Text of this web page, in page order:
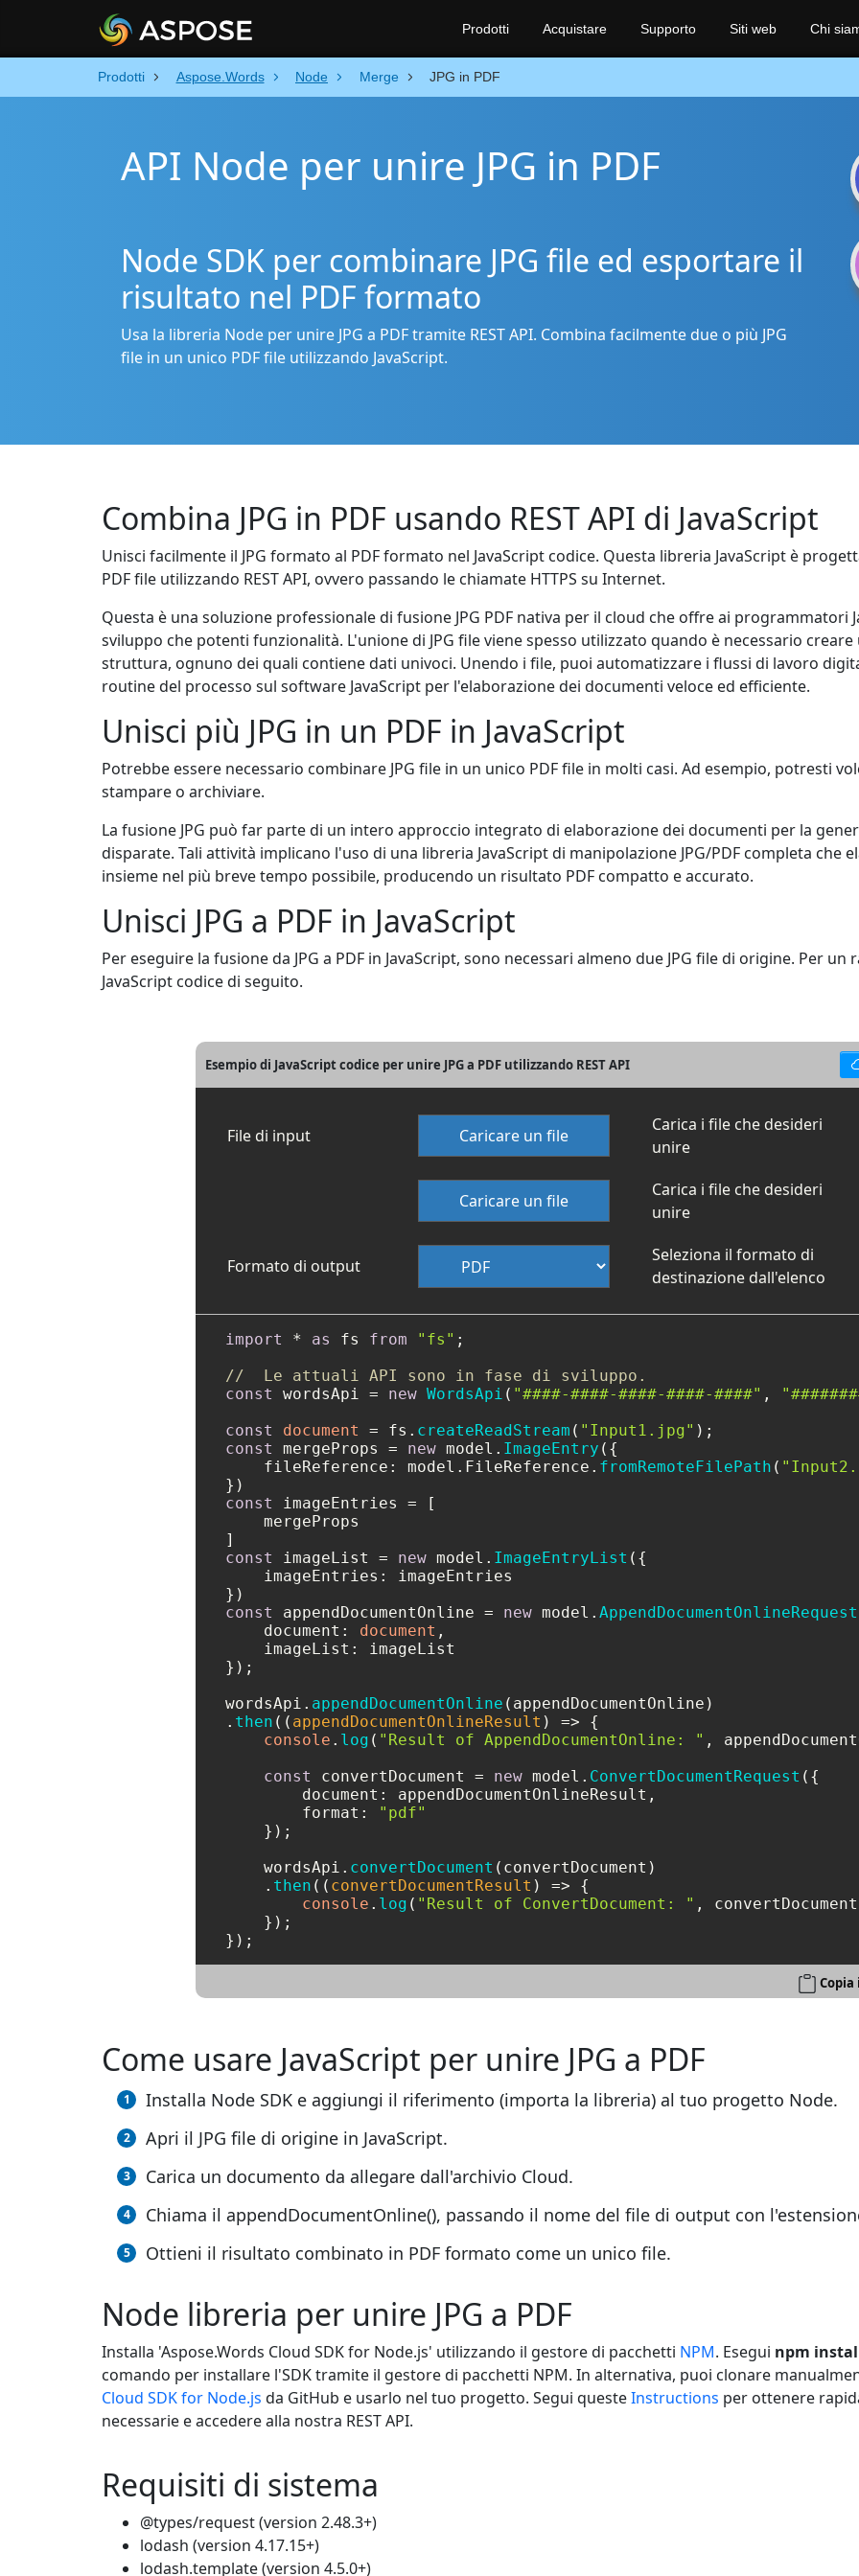
Prodotti Aspose.Words Node Merge JPG in PDF
API Node per unire JPG in PDF
Node SDK per combinare JPG file ed esportare il
risultato nel PDF formato
Usa la libreria Node per unire JPG a PDF tramite REST API. Combina facilmente due o più JPG
file in un unico PDF file utilizzando JavaScript.
Combina JPG in PDF usando REST API di JavaScript
Unisci facilmente il JPG formato al PDF formato nel JavaScript codice. Questa libreria JavaScript è
PDF file utilizzando REST API, ovvero passando le chiamate HTTPS su Internet.
Questa è una soluzione professionale di fusione JPG PDF nativa per il cloud che offre ai programmatori
sviluppo che potenti funzionalità. L'unione di JPG file viene spesso utilizzato quando è necessario
struttura, ognuno dei quali contiene dati univoci. Unendo i file, puoi automatizzare i flussi di lavoro
routine del processo sul software JavaScript per l'elaborazione dei documenti veloce ed efficiente.
Unisci più JPG in un PDF in JavaScript
Potrebbe essere necessario combinare JPG file in un unico PDF file in molti casi. Ad esempio, potresti
stampare o archiviare.
La fusione JPG può far parte di un intero approccio integrato di elaborazione dei documenti per la
disparate. Tali attività implicano l'uso di una libreria JavaScript di manipolazione JPG/PDF completa che
insieme nel più breve tempo possibile, producendo un risultato PDF compatto e accurato.
Unisci JPG a PDF in JavaScript
Per eseguire la fusione da JPG a PDF in JavaScript, sono necessari almeno due JPG file di origine. Per
JavaScript codice di seguito.
Esempio di JavaScript codice per unire JPG a PDF utilizzando REST API
File di input Caricare un file
Carica i file che desideri
unire
Caricare un file
Carica i file che desideri
unire
Formato di output
Seleziona il formato di
destinazione dall'elenco
import * as fs from "fs" ;
//  Le attuali API sono in fase di sviluppo.
const
wordsApi = new WordsApi ( "####-####-####-####-####" ,
const
document = fs. createReadStream ( "Input1.jpg"
const
mergeProps = new model. ImageEntry ({
fileReference : model. FileReference . fromRemoteFilePath (
const
imageEntries = [
    mergeProps
const
imageList = new model. ImageEntryList ({
imageEntries : imageEntries
const
appendDocumentOnline = new model. AppendDocumentOnlineRequest
document : document ,
imageList : imageList
});
wordsApi. appendDocumentOnline (appendDocumentOnline)
. then ( ( appendDocumentOnlineResult ) => {
console . log ( "Result of AppendDocumentOnline: " ,
const
convertDocument = new model. ConvertDocumentRequest ({
document : appendDocumentOnlineResult,
format :
"pdf"
    });
    wordsApi.
convertDocument (convertDocument)
    .
then ( ( convertDocumentResult ) => {
console . log ( "Result of ConvertDocument: " ,
    });
Come usare JavaScript per unire JPG a PDF
Installa Node SDK e aggiungi il riferimento (importa la libreria) al tuo progetto Node.
Apri il JPG file di origine in JavaScript.
Carica un documento da allegare dall'archivio Cloud.
Chiama il appendDocumentOnline(), passando il nome del file di output con
Ottieni il risultato combinato in PDF formato come un unico file.
Node libreria per unire JPG a PDF
Installa 'Aspose.Words Cloud SDK for Node.js' utilizzando il gestore di pacchetti NPM. Esegui npm
comando per installare l'SDK tramite il gestore di pacchetti NPM. In alternativa, puoi clonare
Cloud SDK for Node.js da GitHub e usarlo nel tuo progetto. Segui questeInstructions per ottenere
necessarie e accedere alla nostra REST API.
Requisiti di sistema
@types/request (version 2.48.3+)
lodash (version 4.17.15+)
lodash.template (version 4.5.0+)
Prodotti Acquistare Supporto Siti web Chi